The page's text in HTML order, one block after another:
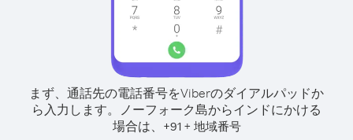
まず、通話先の電話番号をViberのダイアルパッドか
ら入力します。
ノーフォーク島からインドにかける
場合は、
+91+ 地域番号